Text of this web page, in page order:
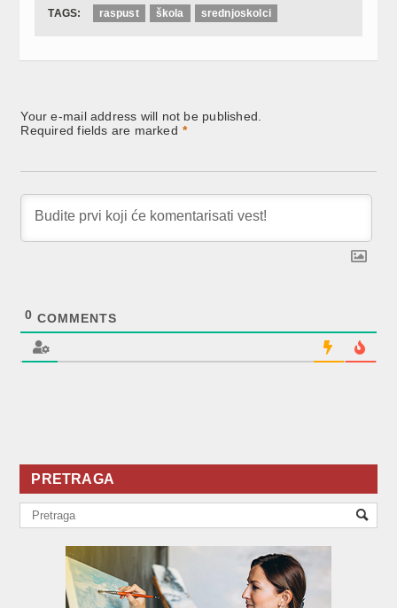
TAGS: raspust škola srednjoskolci
Your e-mail address will not be published.
Required fields are marked *
0 COMMENTS
PRETRAGA